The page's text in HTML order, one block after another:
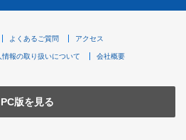
よくあるご質問 アクセス
情報の取り扱いについて 会社概要
PC版を見る